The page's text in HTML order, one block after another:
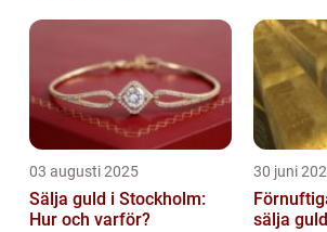
03 augusti 2025
Sälja guld i Stockholm:
Hur och varför?
30 juni
sälja guld